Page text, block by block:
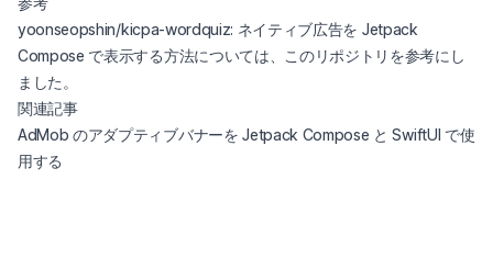
yoonseopshin/kicpa-wordquiz(opens in a new tab)
: ネイティブ広告を Jetpack
Compose で表示する方法については、このリポジトリを参考にし
ました。
関連記事
AdMob のアダプティブバナーを Jetpack Compose と SwiftUI で使
用する